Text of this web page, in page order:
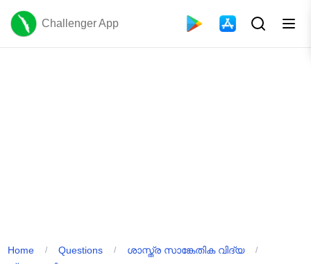
Challenger App
Home / Questions / ശാസ്ത്ര സാങ്കേതിക വിദ്യ /